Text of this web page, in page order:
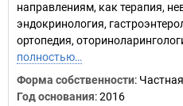
направлениям, как терапия,
эндокринология,
ортопедия,
полностью…
Форма собственности: Частная
Год основания:2016